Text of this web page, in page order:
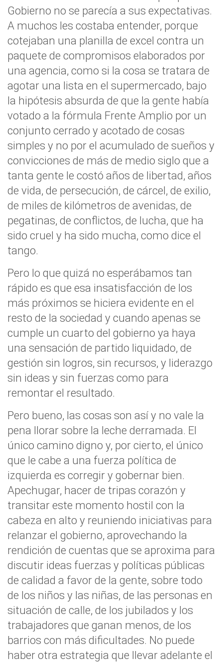
Gobierno no se parecía a sus expectativas.
A muchos les costaba entender, porque
cotejaban una planilla de excel contra un
paquete de compromisos elaborados por
una agencia, como si la cosa se tratara de
agotar una lista en el supermercado, bajo
la hipótesis absurda de que la gente había
votado a la fórmula Frente Amplio por un
conjunto cerrado y acotado de cosas
simples y no por el acumulado de sueños y
convicciones de más de medio siglo que a
tanta gente le costó años de libertad, años
de vida, de persecución, de cárcel, de exilio,
de miles de kilómetros de avenidas, de
pegatinas, de conflictos, de lucha, que ha
sido cruel y ha sido mucha, como dice el
tango.
Pero lo que quizá no esperábamos tan
rápido es que esa insatisfacción de los
más próximos se hiciera evidente en el
resto de la sociedad y cuando apenas se
cumple un cuarto del gobierno ya haya
una sensación de partido liquidado, de
gestión sin logros, sin recursos, y liderazgo
sin ideas y sin fuerzas como para
remontar el resultado.
Pero bueno, las cosas son así y no vale la
pena llorar sobre la leche derramada. El
único camino digno y, por cierto, el único
que le cabe a una fuerza política de
izquierda es corregir y gobernar bien.
Apechugar, hacer de tripas corazón y
transitar este momento hostil con la
cabeza en alto y reuniendo iniciativas para
relanzar el gobierno, aprovechando la
rendición de cuentas que se aproxima para
discutir ideas fuerzas y políticas públicas
de calidad a favor de la gente, sobre todo
de los niños y las niñas, de las personas en
situación de calle, de los jubilados y los
trabajadores que ganan menos, de los
barrios con más dificultades. No puede
haber otra estrategia que llevar adelante el